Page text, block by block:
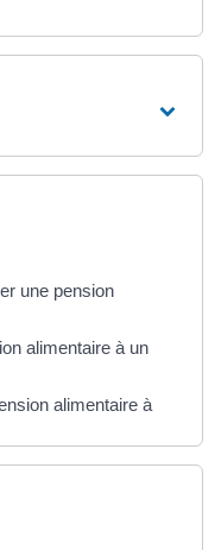
une pension
alimentaire à un
alimentaire à